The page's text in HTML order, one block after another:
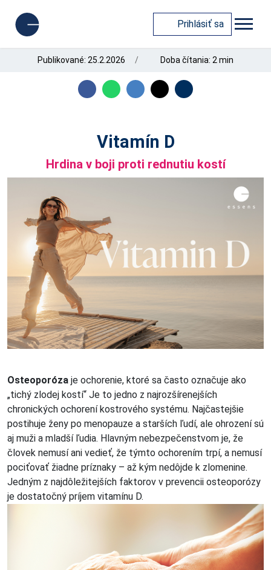
Prihlásiť sa
Publikované: 25.2.2026 Doba čítania: 2 min
Vitamín D
Hrdina v boji proti rednutiu kostí
Osteoporóza je ochorenie, ktoré sa často označuje ako
„tichý zlodej kostí“ Je to jedno z najrozšírenejších
chronických ochorení kostrového systému. Najčastejšie
postihuje ženy po menopauze a starších ľudí, ale ohrození sú
aj muži a mladší ľudia. Hlavným nebezpečenstvom je, že
človek nemusí ani vedieť, že týmto ochorením trpí, a nemusí
pociťovať žiadne príznaky – až kým nedôjde k zlomenine.
Jedným z najdôležitejších faktorov v prevencii osteoporózy
je dostatočný príjem vitamínu D.